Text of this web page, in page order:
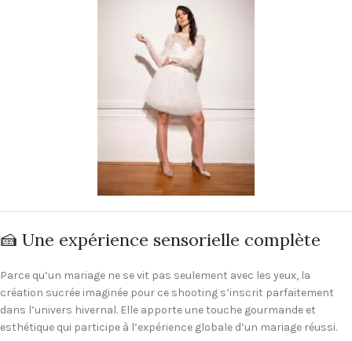
🍰 Une expérience sensorielle complète
Parce qu’un mariage ne se vit pas seulement avec les yeux, la
création sucrée imaginée pour ce shooting s’inscrit parfaitement
dans l’univers hivernal. Elle apporte une touche gourmande et
esthétique qui participe à l’expérience globale d’un mariage réussi.